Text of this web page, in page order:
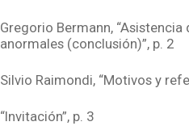
Gregorio Bermann, “Asistencia
anormales (conclusión)”, p. 2
Silvio Raimondi, “Motivos y
“Invitación”, p. 3